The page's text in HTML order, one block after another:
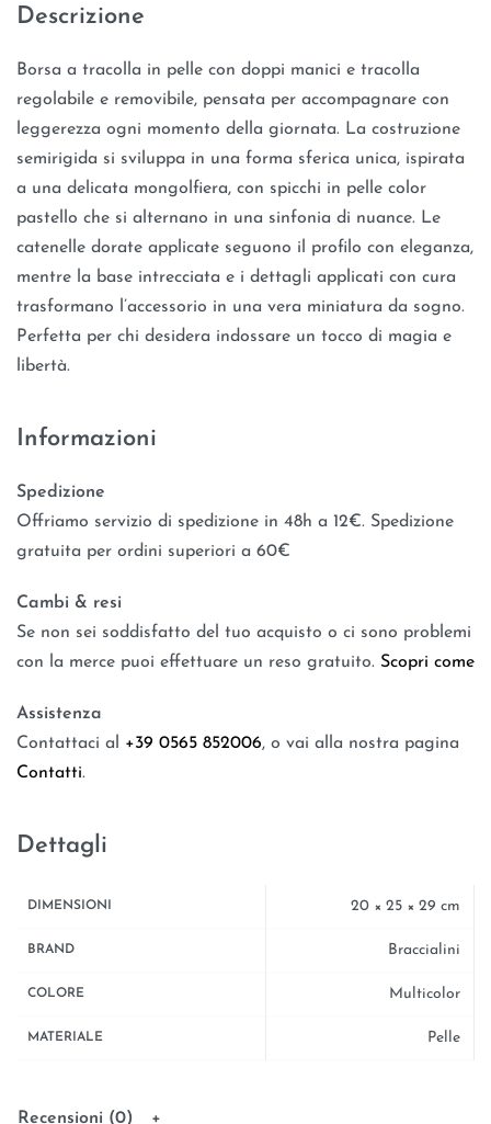
Descrizione
Borsa a tracolla in pelle con doppi manici e tracolla
regolabile e removibile, pensata per accompagnare con
leggerezza ogni momento della giornata. La costruzione
semirigida si sviluppa in una forma sferica unica, ispirata
a una delicata mongolfiera, con spicchi in pelle color
pastello che si alternano in una sinfonia di nuance. Le
catenelle dorate applicate seguono il profilo con eleganza,
mentre la base intrecciata e i dettagli applicati con cura
trasformano l’accessorio in una vera miniatura da sogno.
Perfetta per chi desidera indossare un tocco di magia e
libertà.
Informazioni
Spedizione
Offriamo servizio di spedizione in 48h a 12€. Spedizione
gratuita per ordini superiori a 60€
Cambi & resi
Se non sei soddisfatto del tuo acquisto o ci sono problemi
con la merce puoi effettuare un reso gratuito. Scopri come
Assistenza
Contattaci al +39 0565 852006, o vai alla nostra pagina
Contatti.
Dettagli
DIMENSIONI 20 × 25 × 29 cm
BRAND Braccialini
COLORE Multicolor
MATERIALE Pelle
Recensioni (0)